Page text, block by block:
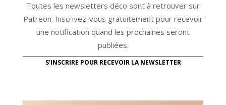
Toutes les newsletters déco sont à retrouver sur
Patreon. Inscrivez-vous gratuitement pour recevoir
une notification quand les prochaines seront
publiées.
S'INSCRIRE POUR RECEVOIR LA NEWSLETTER